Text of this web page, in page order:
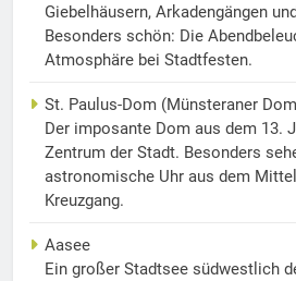
Giebelhäusern, Arkadengängen
Besonders schön: Die
Atmosphäre bei Stadtfesten.
St. Paulus-Dom (Münsteraner
Der imposante Dom aus dem 13.
Zentrum der Stadt. Besonders
astronomische Uhr aus dem
Kreuzgang.
Aasee
Ein großer Stadtsee südwestlich